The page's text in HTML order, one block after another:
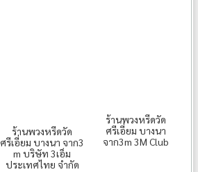
ร้านพวงหรีดวัด
ศรีเอี่ยม บางนา จาก3
m บริษัท 3เอ็ม
ประเทศไทย จำกัด
ร้านพวงหรีดวัด
ศรีเอี่ยม บางนา
จาก3m 3M Club